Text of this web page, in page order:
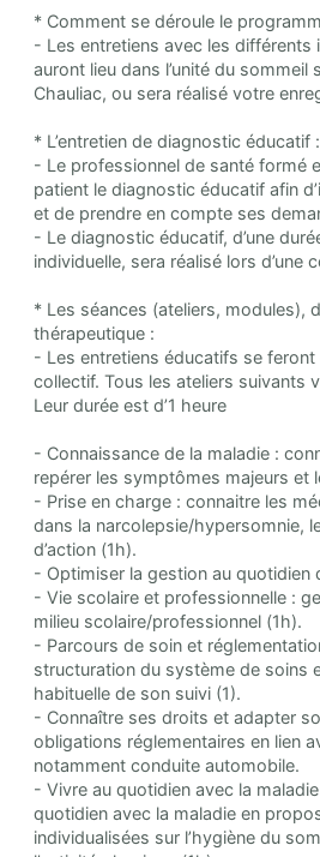
* Comment se déroule le
- Les entretiens avec les différents
auront lieu dans l’unité du sommeil
Chauliac, ou sera réalisé votre
* L’entretien de diagnostic éducatif :
- Le professionnel de santé formé
patient le diagnostic éducatif afin
et de prendre en compte ses
- Le diagnostic éducatif, d’une
individuelle, sera réalisé lors d’une
* Les séances (ateliers, modules),
thérapeutique :
- Les entretiens éducatifs se feront
collectif. Tous les ateliers suivants
Leur durée est d’1 heure
- Connaissance de la maladie :
repérer les symptômes majeurs et
- Prise en charge : connaitre les
dans la narcolepsie/hypersomnie,
d’action (1h).
- Optimiser la gestion au quotidien
- Vie scolaire et professionnelle :
milieu scolaire/professionnel (1h).
- Parcours de soin et
structuration du système de soins
habituelle de son suivi (1).
- Connaître ses droits et adapter
obligations réglementaires en lien
notamment conduite automobile.
- Vivre au quotidien avec la
quotidien avec la maladie en
individualisées sur l’hygiène du